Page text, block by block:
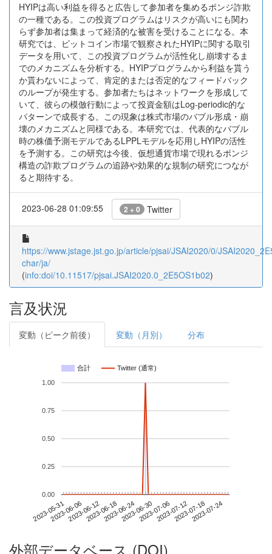
HYIPは高い利益を得ると広告して参加者を集めるポンジ詐欺
の一種である。この投資プログラムはリスクが高いにも関わ
らず参加者は集まって経済的な被害を受けることになる。本
研究では、ビットコイン市場で観察されたHYIPに関する取引
データを用いて、この投資プログラムが活性化し崩壊するま
でのメカニズムを分析する。HYIPプログラムから利益を貰う
か貰わないによって、肯定的または否定的なフィードバック
のループが発生する。参加者たちはネットワークを形成して
いて、彼らの模倣行動によって投資金額はLog-periodic的な
パターンで成長する。この現象は株式市場のバブル形成・崩
壊のメカニズムと同様である。本研究では、代表的なバブル
時の株価予測モデルであるLPPLモデルを応用しHYIPの活性
を予測する。この研究は今後、仮想通貨市場で現れるポンジ
構造の詐欺プログラムの追跡や効果的な規制の研究につなが
ると期待する。
2023-06-28 01:09:55 2 + 0 Twitter
https://www.jstage.jst.go.jp/article/pjsai/JSAI2020/0/
char/ja/
(info:doi/10.11517/pjsai.JSAI2020.0_2E5OS1b02)
言及状況
変動（ピーク前後） 変動（月別） 分布
合計 Twitter (通常)
2023-05-312023-06-062023-06-122023-06-182023-06-242023-06-302023-07-062023-07-122023-07-182023-07-24
0.00
0.25
0.50
0.75
1.00
外部データベース (DOI)